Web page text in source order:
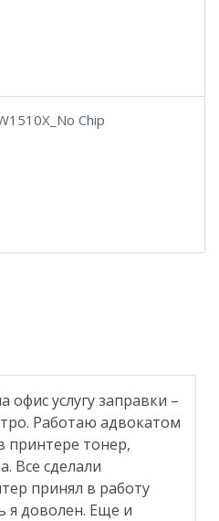
Chip
офис услугу заправки –
Работаю адвокатом
принтере тонер,
Все сделали
принял в работу
я доволен. Еще и